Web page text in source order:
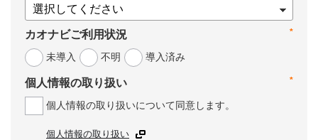
*
カオナビご利用状況
未導入
不明 導入済み
*
個人情報の取り扱い
個人情報の取り扱いについて同意します。
個人情報の取り扱い